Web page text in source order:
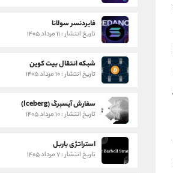
فایردنسر سولانا
تاریخ انتشار : ۱۱ مرداد ۱۴۰۵
شبکه انتقال بیت کوین
تاریخ انتشار : ۱۰ مرداد ۱۴۰۵
سفارش آیسبرگ (Iceberg)
تاریخ انتشار : ۱۰ مرداد ۱۴۰۵
استراتژی باربل
تاریخ انتشار : ۷ مرداد ۱۴۰۵